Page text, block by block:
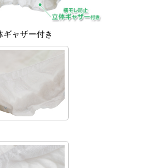
ャザー付き